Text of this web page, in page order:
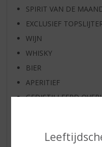
SPIRIT VAN DE
EXCLUSIEF
WIJN
WHISKY
BIER
APERITIEF
GEDISTILLEERD
FRISDRANK